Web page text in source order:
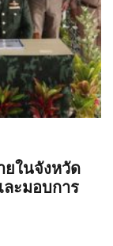
ยในจังหวัด
ะมอบการ